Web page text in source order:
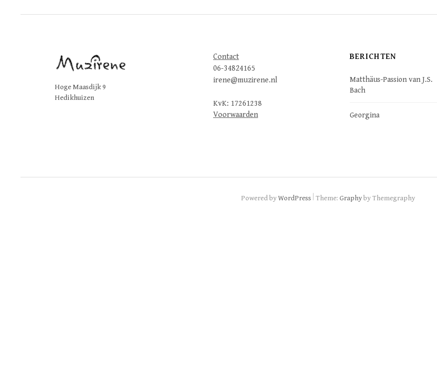
Hoge Maasdijk 9
Hedikhuizen
Contact
06-34824165
irene@muzirene.nl
KvK: 17261238
Voorwaarden
BERICHTEN
Matthäus-Passion van J.S.
Bach
Georgina
Powered byWordPress Theme: Graphyby Themegraphy